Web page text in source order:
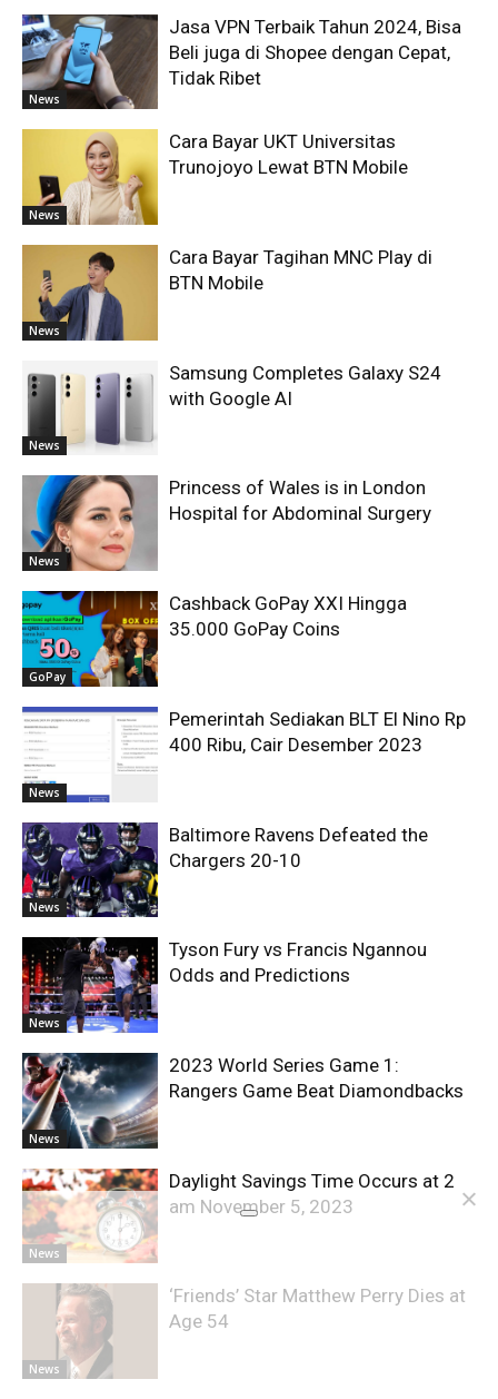
News
Jasa VPN Terbaik Tahun 2024, Bisa
Beli juga di Shopee dengan Cepat,
Tidak Ribet
News
Cara Bayar UKT Universitas
Trunojoyo Lewat BTN Mobile
News
Cara Bayar Tagihan MNC Play di
BTN Mobile
News
Samsung Completes Galaxy S24
with Google AI
News
Princess of Wales is in London
Hospital for Abdominal Surgery
GoPay
Cashback GoPay XXI Hingga
35.000 GoPay Coins
News
Pemerintah Sediakan BLT El Nino Rp
400 Ribu, Cair Desember 2023
News
Baltimore Ravens Defeated the
Chargers 20-10
News
Tyson Fury vs Francis Ngannou
Odds and Predictions
News
2023 World Series Game 1:
Rangers Game Beat Diamondbacks
News
Daylight Savings Time Occurs at 2
am November 5, 2023
News
‘Friends’ Star Matthew Perry Dies at
Age 54